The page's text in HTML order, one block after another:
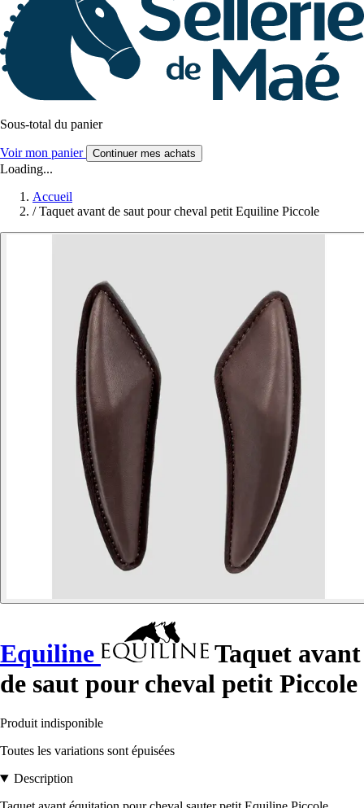
Sous-total du panier
Voir mon panier Continuer mes achats
Loading...
Accueil
/ Taquet avant de saut pour cheval petit Equiline Piccole
Equiline
Taquet avant
de saut pour cheval petit Piccole
Produit indisponible
Toutes les variations sont épuisées
Description